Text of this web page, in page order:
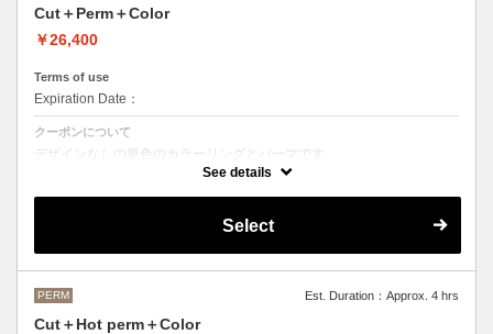
Cut＋Perm＋Color
￥26,400
Terms of use
Expiration Date：
クーポンについて
デザインなしの単色のカラーリングとパーマです。
マ、ツイストパーマなどをご希望の方は最終受付時間が変わるため、別
●カラーリングは髪の長さにより別途ロング料金を頂戴いたします。
See details
Select
PERM Est. Duration：Approx. 4 hrs
Cut＋Hot perm＋Color